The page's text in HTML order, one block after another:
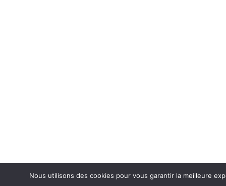
Nous utilisons des cookies pour vous garantir la meilleure